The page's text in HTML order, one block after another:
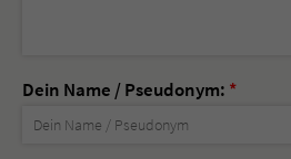
Dein Name / Pseudonym: *